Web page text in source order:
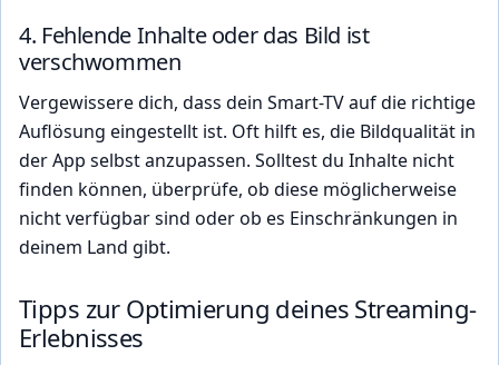
4. Fehlende Inhalte oder das Bild ist
verschwommen
Vergewissere dich, dass dein Smart-TV auf die richtige
Auflösung eingestellt ist. Oft hilft es, die Bildqualität in
der App selbst anzupassen. Solltest du Inhalte nicht
finden können, überprüfe, ob diese möglicherweise
nicht verfügbar sind oder ob es Einschränkungen in
deinem Land gibt.
Tipps zur Optimierung deines Streaming-
Erlebnisses